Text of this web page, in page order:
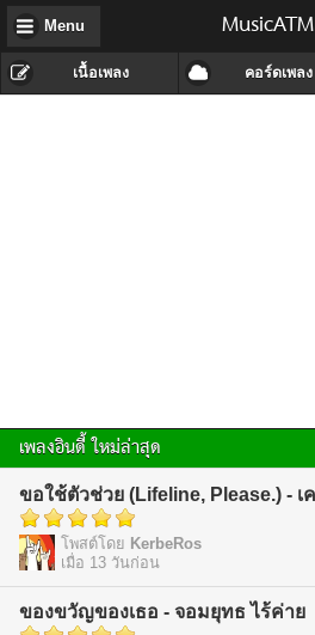
Menu MusicATM
เนื้อเพลง คอร์ดเพลง
เพลงอินดี้ ใหม่ล่าสุด
โพสต์โดย KerbeRos
เมื่อ 13 วันก่อน
ของขวัญของเธอ - จอมยุทธ ไร้ค่าย